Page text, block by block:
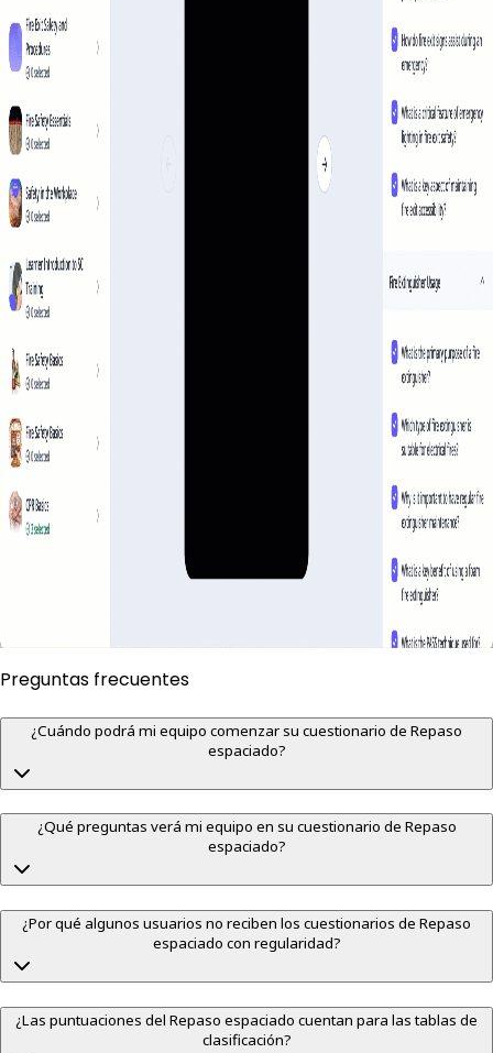
Preguntas frecuentes
¿Cuándo podrá mi equipo comenzar su cuestionario de Repaso
espaciado?
¿Qué preguntas verá mi equipo en su cuestionario de Repaso
espaciado?
¿Por qué algunos usuarios no reciben los cuestionarios de Repaso
espaciado con regularidad?
¿Las puntuaciones del Repaso espaciado cuentan para las tablas de
clasificación?